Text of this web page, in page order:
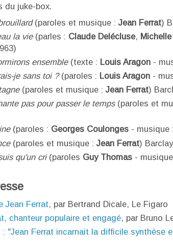
du juke-box.
(paroles et musique :Jean Ferrat)
la vie(parles : Claude Delécluse,
ensemble(texte : Louis Aragon-
je sans toi ?(paroles : Louis Aragon-
(paroles et musique :Jean Ferrat)
pas pour passer le temps(paroles et
(paroles : Georges Coulonges- musique
(paroles et musique :Jean Ferrat)
qu'un cri(paroles Guy Thomas-
Jean Ferrat, par Bertrand Dicale, Le Figaro
chanteur populaire et engagé, par Bruno
: "Jean Ferrat incarnait la difficile synthèse